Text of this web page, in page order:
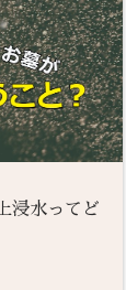
浸水ってど